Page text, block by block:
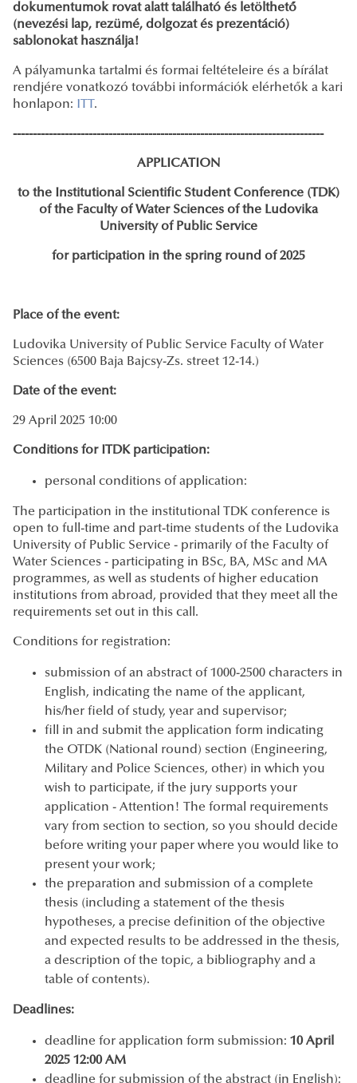
dokumentumok rovat alatt található és letölthető
(nevezési lap, rezümé, dolgozat és prezentáció)
sablonokat használja!
A pályamunka tartalmi és formai feltételeire és a bírálat
rendjére vonatkozó további információk elérhetők a kari
honlapon:
ITT.
------------------------------------------------------------------------------
APPLICATION
to the Institutional Scientific Student Conference (TDK)
of the Faculty of Water Sciences of the Ludovika
University of Public Service
for participation in the spring round of 2025
Place of the event:
Ludovika University of Public Service Faculty of Water
Sciences (6500 Baja Bajcsy-Zs. street 12-14.)
Date of the event:
29 April 2025 10:00
Conditions for ITDK participation:
personal conditions of application:
The participation in the institutional TDK conference is
open to full-time and part-time students of the Ludovika
University of Public Service - primarily of the Faculty of
Water Sciences - participating in BSc, BA, MSc and MA
programmes, as well as students of higher education
institutions from abroad, provided that they meet all the
requirements set out in this call.
Conditions for registration:
submission of an abstract of 1000-2500 characters in
English, indicating the name of the applicant,
his/her field of study, year and supervisor;
fill in and submit the application form indicating
the OTDK (National round) section (Engineering,
Military and Police Sciences, other) in which you
wish to participate, if the jury supports your
application - Attention! The formal requirements
vary from section to section, so you should decide
before writing your paper where you would like to
present your work;
the preparation and submission of a complete
thesis (including a statement of the thesis
hypotheses, a precise definition of the objective
and expected results to be addressed in the thesis,
a description of the topic, a bibliography and a
table of contents).
Deadlines:
deadline for application form submission: 10 April
2025 12:00 AM
deadline for submission of the abstract (in English):